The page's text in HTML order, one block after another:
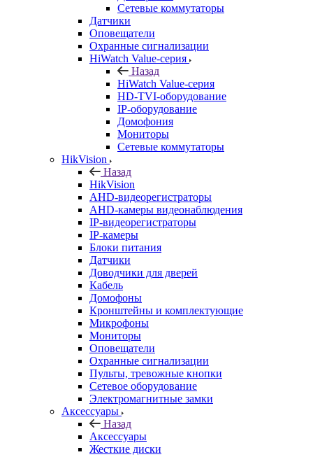
Сетевые коммутаторы
Датчики
Оповещатели
Охранные сигнализации
HiWatch Value-серия
Назад
HiWatch Value-серия
HD-TVI-оборудование
IP-оборудование
Домофония
Мониторы
Сетевые коммутаторы
HikVision
Назад
HikVision
AHD-видеорегистраторы
AHD-камеры видеонаблюдения
IP-видеорегистраторы
IP-камеры
Блоки питания
Датчики
Доводчики для дверей
Кабель
Домофоны
Кронштейны и комплектующие
Микрофоны
Мониторы
Оповещатели
Охранные сигнализации
Пульты, тревожные кнопки
Сетевое оборудование
Электромагнитные замки
Аксессуары
Назад
Аксессуары
Жесткие диски